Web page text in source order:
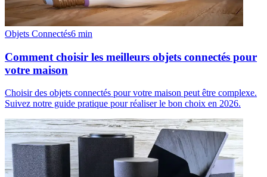
Objets Connectés6 min
Comment choisir les meilleurs objets connectés pour
votre maison
Choisir des objets connectés pour votre maison peut être complexe.
Suivez notre guide pratique pour réaliser le bon choix en 2026.